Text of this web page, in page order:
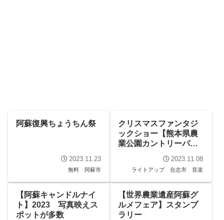
阿蘇復興ちょうちん祭
2023.11.23
無料 阿蘇市
クリスマスファンタジ
ックショー【熊本県農
業公園カントリーパー
2023.11.08
ライトアップ 合志市 音楽
【阿蘇キャンドルナイ
ト】2023 写真映えス
ポットが多数
【世界農業遺産阿蘇グ
ルメフェア】スタンプ
ラリー